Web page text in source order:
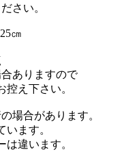
さい。
㎝
ありますので
え下さい。
場合があります。
います。
は違います。